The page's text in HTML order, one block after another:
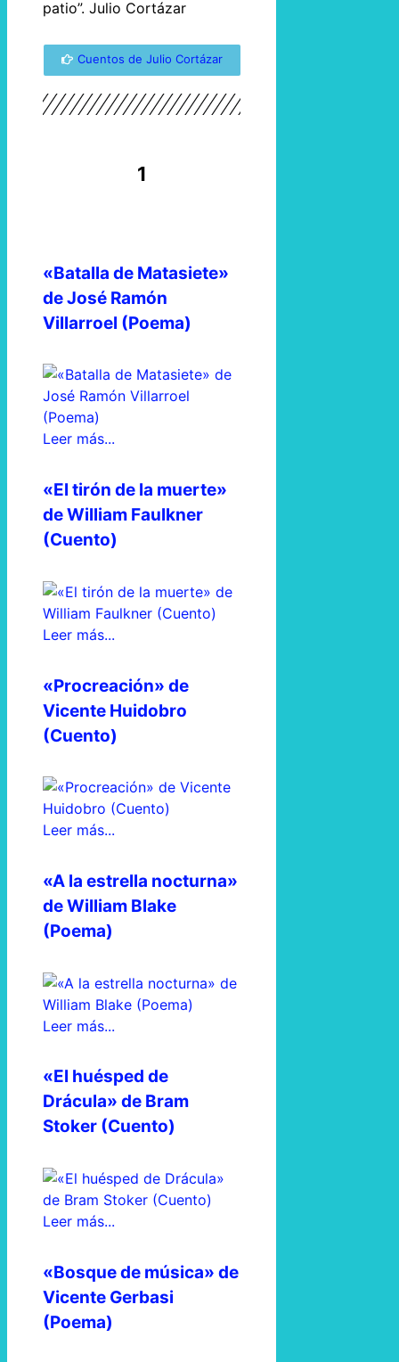
patio”. Julio Cortázar
Cuentos de Julio Cortázar
1
«Batalla de Matasiete»
de José Ramón
Villarroel (Poema)
Leer más...
«El tirón de la muerte»
de William Faulkner
(Cuento)
Leer más...
«Procreación» de
Vicente Huidobro
(Cuento)
Leer más...
«A la estrella nocturna»
de William Blake
(Poema)
Leer más...
«El huésped de
Drácula» de Bram
Stoker (Cuento)
Leer más...
«Bosque de música» de
Vicente Gerbasi
(Poema)